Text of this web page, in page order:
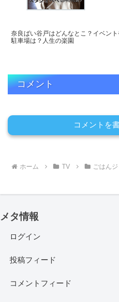
奈良ばい谷戸はどんなとこ？イベン
駐車場は？人生の楽園
コメント
コメントを
ホーム TV ごはん
メタ情報
ログイン
投稿フィード
コメントフィード